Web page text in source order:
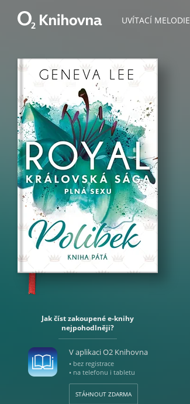
UVÍTACÍ MELODIE
Jak číst zakoupené e-knihy
nejpohodlněji?
V aplikaci O2 Knihovna
• bez registrace
• na telefonu i tabletu
STÁHNOUT ZDARMA